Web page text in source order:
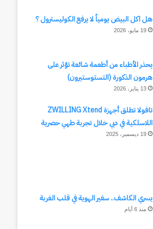
هل اكل البيض يومياً لا يرفع الكوليسترول ؟
19 مايو، 2026
يحذر الأطباء من أطعمة شائعة تؤثر على
هرمون الذكورة (التستوستيرون)
13 يناير، 2026
تافولا تطلق أجهزة ZWILLING Xtend
اللاسلكية في دبي خلال تجربة طهي حصرية
19 ديسمبر، 2025
يسري الكاشف.. سفير الهوية في قلب الغربة
منذ 6 أيام